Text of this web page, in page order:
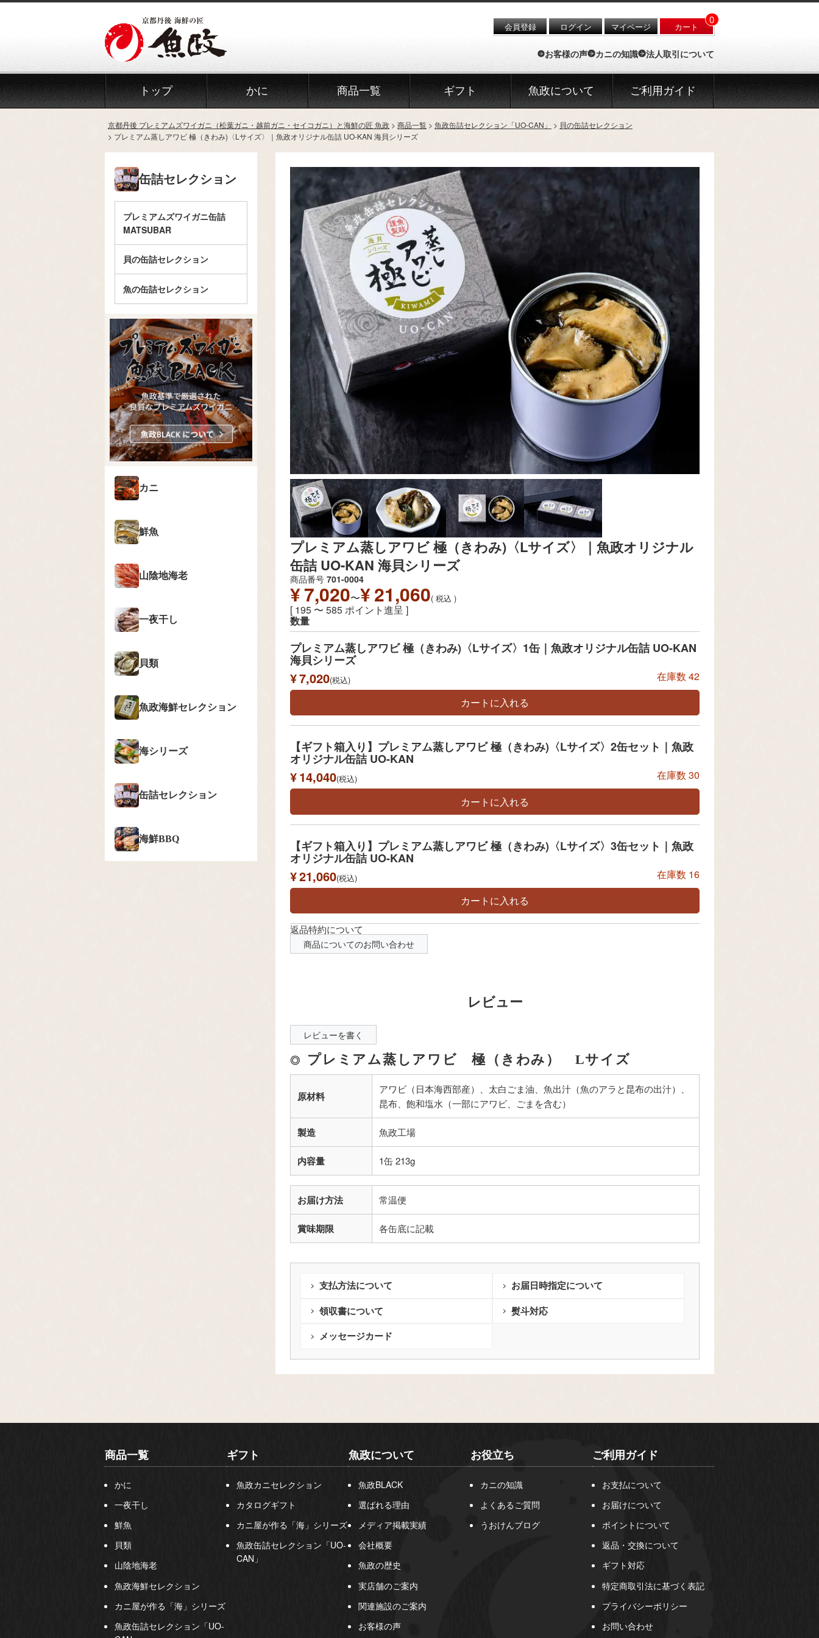
会員登録 ログイン マイページ カート
0
お客様の声 カニの知識 法人取引について
トップ かに 商品一覧 ギフト 魚政について ご利用ガイド
京都丹後 プレミアムズワイガニ（松葉ガニ・越前ガニ・セイコガニ）と海鮮の匠 魚政 商品一覧 魚政缶詰セレクション「UO-CAN」
貝の缶詰セレクション
プレミアム蒸しアワビ 極（きわみ)〈Lサイズ〉｜魚政オリジナル缶詰 UO-KAN 海貝シリーズ
缶詰セレクション
プレミアムズワイガニ缶詰
MATSUBAR
貝の缶詰セレクション
魚の缶詰セレクション
カニ
鮮魚
山陰地海老
一夜干し
貝類
魚政海鮮セレクション
海シリーズ
缶詰セレクション
海鮮BBQ
プレミアム蒸しアワビ 極（きわみ)〈Lサイズ〉｜魚政オリジナル
缶詰 UO-KAN 海貝シリーズ
商品番号 701-0004
¥7,020〜¥21,060 税込
[ 195 〜 585ポイント進呈 ]
数量
プレミアム蒸しアワビ 極（きわみ)〈Lサイズ〉1缶｜魚政オリジナル缶詰 UO-KAN
海貝シリーズ
¥7,020 税込 在庫数 42
カートに入れる
【ギフト箱入り】プレミアム蒸しアワビ 極（きわみ)〈Lサイズ〉2缶セット｜魚政
オリジナル缶詰 UO-KAN
¥14,040 税込 在庫数 30
カートに入れる
【ギフト箱入り】プレミアム蒸しアワビ 極（きわみ)〈Lサイズ〉3缶セット｜魚政
オリジナル缶詰 UO-KAN
¥21,060 税込 在庫数 16
カートに入れる
返品特約について
商品についてのお問い合わせ
レビューを書く
プレミアム蒸しアワビ 極（きわみ） Lサイズ
原材料
アワビ（日本海西部産）、太白ごま油、魚出汁（魚のアラと昆布の出汁）、
昆布、飽和塩水（一部にアワビ、ごまを含む）
製造 魚政工場
内容量 1缶 213g
お届け方法 常温便
賞味期限 各缶底に記載
支払方法について
お届日時指定について
領収書について
熨斗対応
メッセージカード
商品一覧
かに
一夜干し
鮮魚
貝類
山陰地海老
魚政海鮮セレクション
カニ屋が作る「海」シリーズ
魚政缶詰セレクション「UO-
ギフト
魚政カニセレクション
カタログギフト
カニ屋が作る「海」シリーズ
魚政缶詰セレクション「UO-
CAN」
魚政について
魚政BLACK
選ばれる理由
メディア掲載実績
会社概要
魚政の歴史
実店舗のご案内
関連施設のご案内
お客様の声
お役立ち
カニの知識
よくあるご質問
うおけんブログ
ご利用ガイド
お支払について
お届けについて
ポイントについて
返品・交換について
ギフト対応
特定商取引法に基づく表記
プライバシーポリシー
お問い合わせ